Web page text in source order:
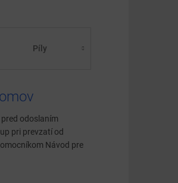
Píly
odoslaním
pri prevzatí od
Návod pre